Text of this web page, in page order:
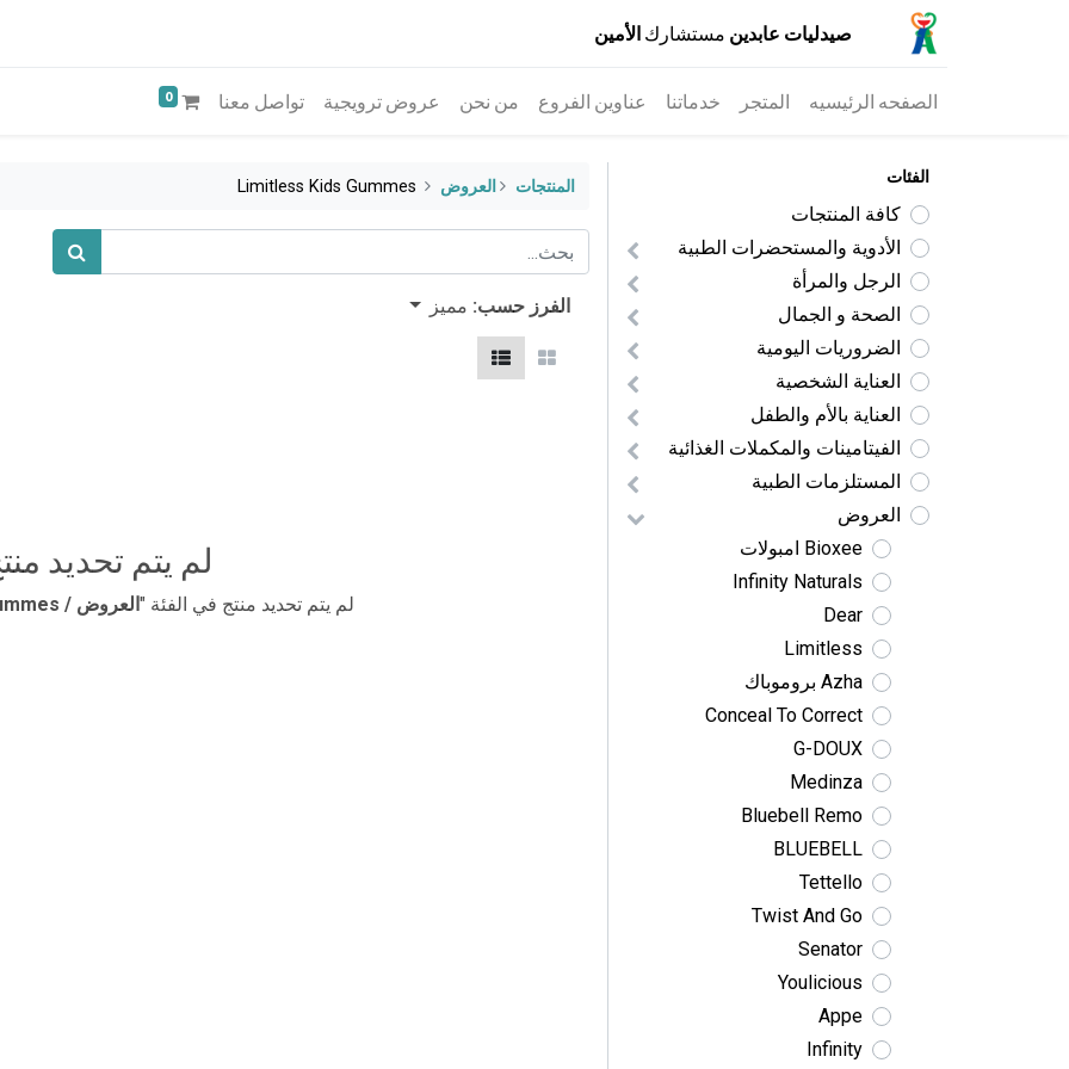
صيدليات عابدين مستشارك الأمين
الصفحه الرئيسيه المتجر خدماتنا عناوين الفروع من نحن عروض ترويجية تواصل معنا 0
الفئات
كافة المنتجات
الأدوية والمستحضرات الطبية
الرجل والمرأة
الصحة و الجمال
الضروريات اليومية
العناية الشخصية
العناية بالأم والطفل
الفيتامينات والمكملات الغذائية
المستلزمات الطبية
​العروض
Bioxee امبولات
Infinity Naturals
Dear
Limitless
Azha بروموباك
Conceal To Correct
G-DOUX
Medinza
Bluebell Remo
BLUEBELL
Tettello
Twist And Go
Senator
Youlicious
Appe
Infinity
المنتجات ​العروض Limitless Kids Gummes
الفرز حسب: مميز
لم يتم تحديد
لم يتم تحديد منتج في الفئة " ​العروض / Limitless Kids Gummes